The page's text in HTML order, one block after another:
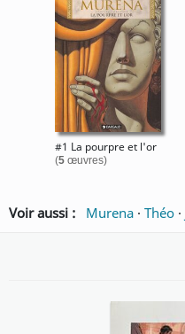
#1 La pourpre et l'or
(5œuvres)
Voir aussi : Murena · Théo ·